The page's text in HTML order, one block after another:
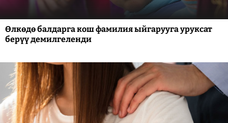
Өлкөдө балдарга кош фамилия ыйгарууга уруксат
берүү демилгеленди